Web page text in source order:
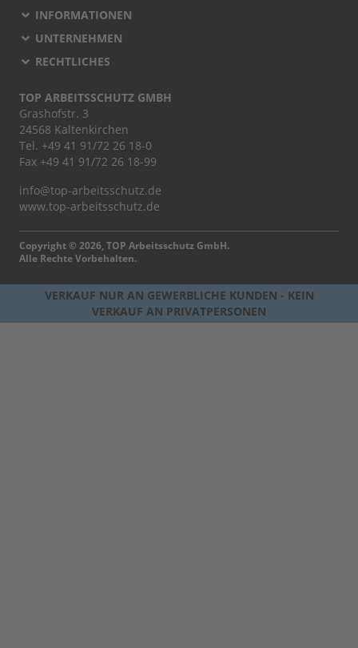
INFORMATIONEN
UNTERNEHMEN
RECHTLICHES
TOP ARBEITSSCHUTZ GMBH
Grashofstr. 3
24568 Kaltenkirchen
Tel. +49 41 91/72 26 18-0
Fax +49 41 91/72 26 18-99
info@top-arbeitsschutz.de
www.top-arbeitsschutz.de
Copyright © 2026, TOP Arbeitsschutz GmbH.
Alle Rechte Vorbehalten.
VERKAUF NUR AN GEWERBLICHE KUNDEN - KEIN
VERKAUF AN PRIVATPERSONEN